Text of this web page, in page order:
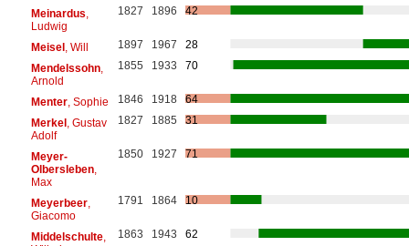
Meinardus
Ludwig
1827 1896 42
Meisel, Will 1897 1967
28
Mendelssohn,
Arnold
1855 1933 70
Menter, Sophie 1846 1918
64
Merkel, Gustav
Adolf
1827 1885 31
Meyer-
Olbersleben,
Max
1850 1927 71
Meyerbeer,
Giacomo
1791 1864 10
Middelschulte,
1863 1943 62